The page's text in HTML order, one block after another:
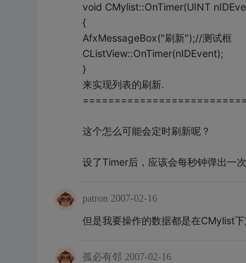
void CMylist::OnTimer(UINT
{
AfxMessageBox("刷新");//测试框
CListView::OnTimer(nIDEvent);
}
来实现列表的刷新.
这个怎么可能会定时刷新呢？
设了Timer后，应该会每秒钟弹出一
patron 2007-02-16
但是我要操作的数据都是在CMylist
孤必有邻 2007-02-16